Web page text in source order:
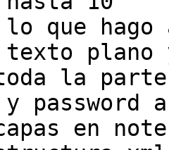
lo que
texto plano
toda la
password a
en